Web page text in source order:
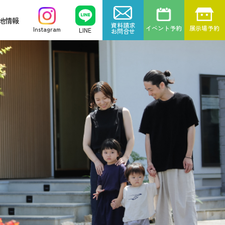
情報
Instagram LINE
資料請求
お問合せ イベント予約 展示場予約